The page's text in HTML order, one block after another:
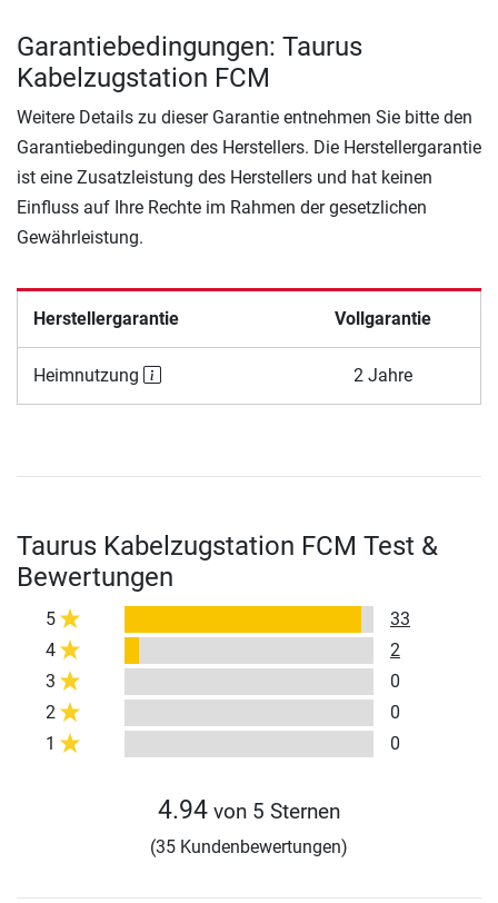
Garantiebedingungen: Taurus
Kabelzugstation FCM
Weitere Details zu dieser Garantie entnehmen Sie bitte den
Garantiebedingungen des Herstellers. Die Herstellergarantie
ist eine Zusatzleistung des Herstellers und hat keinen
Einfluss auf Ihre Rechte im Rahmen der gesetzlichen
Gewährleistung.
Herstellergarantie Vollgarantie
Heimnutzung 2 Jahre
Taurus Kabelzugstation FCM Test &
Bewertungen
5
33
4
2
3
0
2
0
1
0
4.94 von 5 Sternen
(35 Kundenbewertungen)